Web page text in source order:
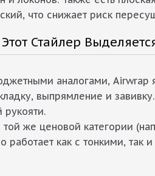
что снижает риск
Стайлер
аналогами,
выпрямление и
той же ценовой категории
работает как с тонкими, так